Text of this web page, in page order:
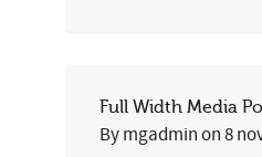
Full Width Media
Bymgadminon8